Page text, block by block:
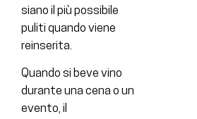
siano il più possibile
puliti quando viene
reinserita.
Quando si beve vino
durante una cena o un
evento, il